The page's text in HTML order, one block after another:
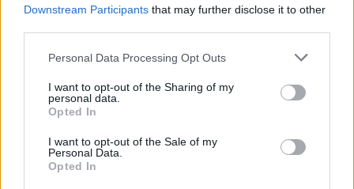
Downstream Participants that may further disclose it to other
Please note that this website/app uses one or more Google
not limited to your visit or usage behaviour. You may click to
grant or deny consent to Google and its third-party tags to
use your data for below specified purposes in below Google
consent section.
Personal Data Processing Opt Outs
I want to opt-out of the Sharing of my
personal data.
Opted In
I want to opt-out of the Sale of my
Personal Data.
Opted In
Oroszország ellen, ez pedig nem kerülte el a
szponzora, az Uralkali is orosz.
ThisThe media could not be loaded, either because